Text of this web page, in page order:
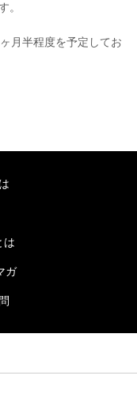
。
月半程度を予定してお
は
ガ